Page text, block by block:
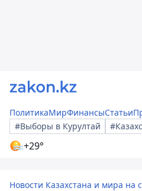
ПолитикаМирФинансыСтатьи
#Выборы в Курултай
+29°
Новости Казахстана и мира на